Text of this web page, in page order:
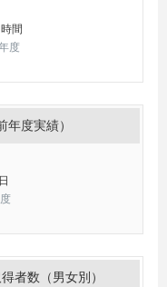
時間
度
度実績）
日
者数（男女別）